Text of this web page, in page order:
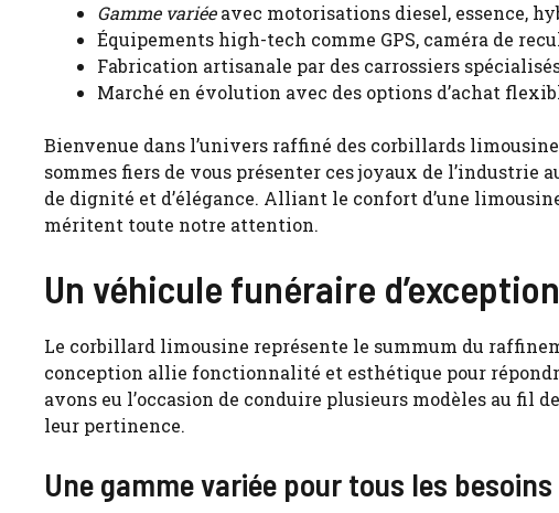
Gamme variéeavec motorisations diesel, essence,
Équipements high-tech comme GPS, caméra de
Fabrication artisanale par des carrossiers
Marché en évolution avec des options d’achat
Bienvenue dans l’univers raffiné des corbillards
sommes fiers de vous présenter ces joyaux de
de dignité et d’élégance. Alliant le confort d’une
méritent toute notre attention.
Un véhicule funéraire d’exception
Le corbillard limousine représente le summum du
conception allie fonctionnalité et esthétique pour
avons eu l’occasion de conduire plusieurs modèles au fil
leur pertinence.
Une gamme variée pour tous les besoins